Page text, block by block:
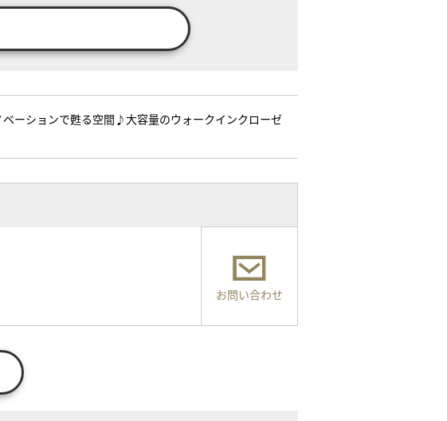
ーションで甦る空間♪大容量のウォークインクローゼ
お問い合わせ